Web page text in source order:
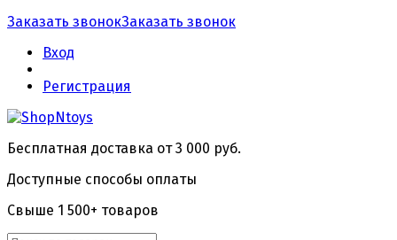
Заказать звонокЗаказать звонок
Вход
Регистрация
Бесплатная доставка от 3 000 руб.
Доступные способы оплаты
Свыше 1 500+ товаров